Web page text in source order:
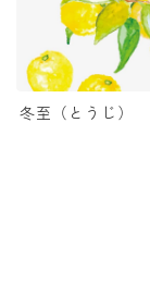
冬至（とうじ）